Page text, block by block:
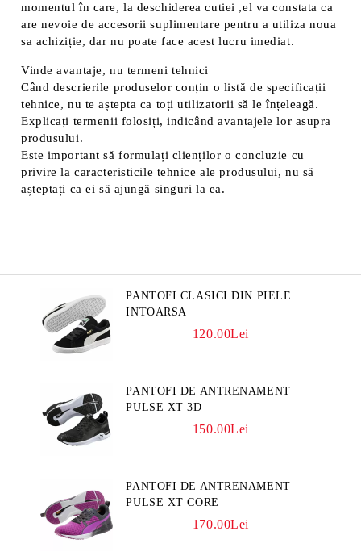
momentul în care, la deschiderea cutiei ,el va constata ca
are nevoie de accesorii suplimentare pentru a utiliza noua
sa achiziție, dar nu poate face acest lucru imediat.
Vinde avantaje, nu termeni tehnici
Când descrierile produselor conțin o listă de specificații
tehnice, nu te aștepta ca toți utilizatorii să le înțeleagă.
Explicați termenii folosiți, indicând avantajele lor asupra
produsului.
Este important să formulați clienților o concluzie cu
privire la caracteristicile tehnice ale produsului, nu să
așteptați ca ei să ajungă singuri la ea.
PANTOFI CLASICI DIN PIELE
INTOARSA
120.00Lei
PANTOFI DE ANTRENAMENT
PULSE XT 3D
150.00Lei
PANTOFI DE ANTRENAMENT
PULSE XT CORE
170.00Lei